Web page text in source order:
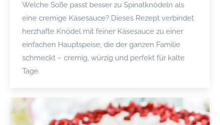
Welche Soße passt besser zu Spinatknödeln als
eine cremige Käsesauce? Dieses Rezept verbindet
herzhafte Knödel mit feiner Käsesauce zu einer
einfachen Hauptspeise, die der ganzen Familie
schmeckt – cremig, würzig und perfekt für kalte
Tage.